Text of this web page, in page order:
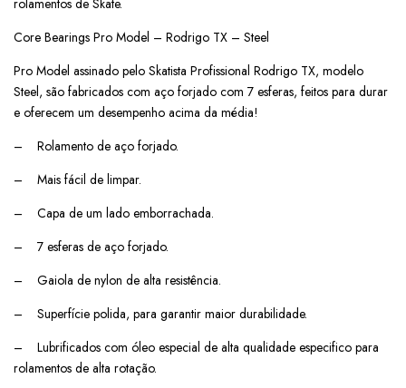
Core Bearings Pro Model – Rodrigo TX – Steel
Pro Model assinado pelo Skatista Profissional Rodrigo TX, modelo
Steel, são fabricados com aço forjado com 7 esferas, feitos para durar
e oferecem um desempenho acima da média!
– Rolamento de aço forjado.
– Mais fácil de limpar.
– Capa de um lado emborrachada.
– 7 esferas de aço forjado.
– Gaiola de nylon de alta resistência.
– Superfície polida, para garantir maior durabilidade.
– Lubrificados com óleo especial de alta qualidade especifico para
rolamentos de alta rotação.